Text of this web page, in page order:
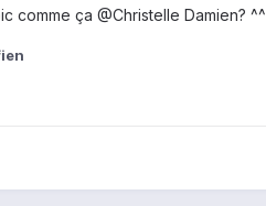
comme ça @Christelle Damien? ^^